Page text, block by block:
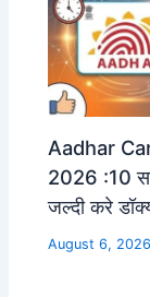
Aadhar
2026 :10
जल्दी करे
August 6, 2026